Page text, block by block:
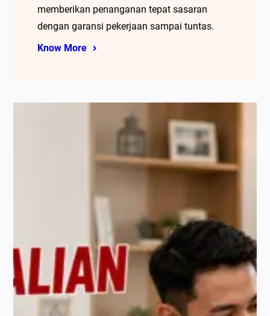
memberikan penanganan tepat sasaran
dengan garansi pekerjaan sampai tuntas.
Know More